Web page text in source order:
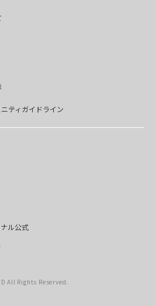
ティガイドライン
ル公式
All Rights Reserved.